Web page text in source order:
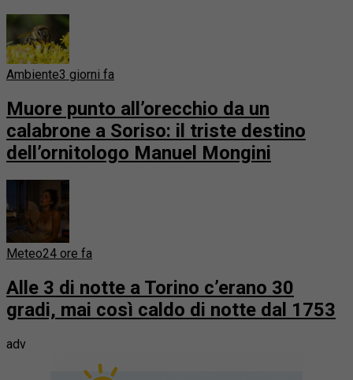
Ambiente3 giorni fa
Muore punto all’orecchio da un
calabrone a Soriso: il triste destino
dell’ornitologo Manuel Mongini
Meteo24 ore fa
Alle 3 di notte a Torino c’erano 30
gradi, mai così caldo di notte dal 1753
adv